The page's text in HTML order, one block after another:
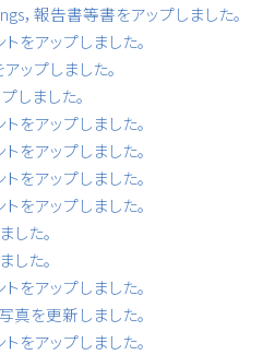
，報告書等書をアップしました。
をアップしました。
ップしました。
しました。
をアップしました。
をアップしました。
をアップしました。
をアップしました。
した。
した。
をアップしました。
真を更新しました。
をアップしました。